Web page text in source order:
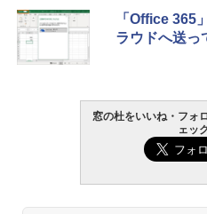
￥109,800
Amazon
ない、大き
続バッテ
￥16,980
Kindle
るさ自動調
「Office 365
ラウドへ送っ
窓の杜をいいね・フォ
ェッ